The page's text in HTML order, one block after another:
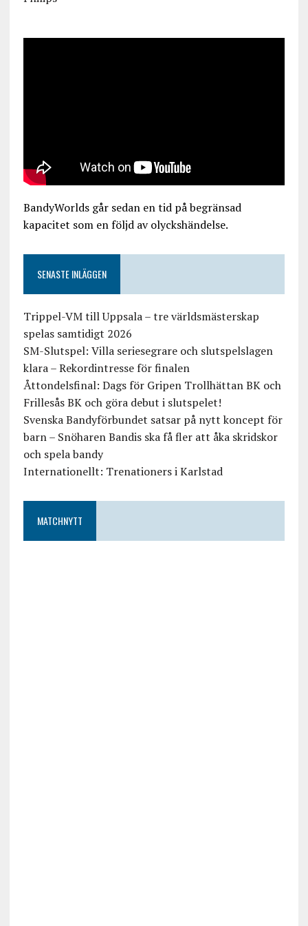
BandyWorlds går sedan en tid på begränsad
kapacitet som en följd av olyckshändelse.
SENASTE INLÄGGEN
Trippel-VM till Uppsala – tre världsmästerskap
spelas samtidigt 2026
SM-Slutspel: Villa seriesegrare och slutspelslagen
klara – Rekordintresse för finalen
Åttondelsfinal: Dags för Gripen Trollhättan BK och
Frillesås BK och göra debut i slutspelet!
Svenska Bandyförbundet satsar på nytt koncept för
barn – Snöharen Bandis ska få fler att åka skridskor
och spela bandy
Internationellt: Trenationers i Karlstad
MATCHNYTT